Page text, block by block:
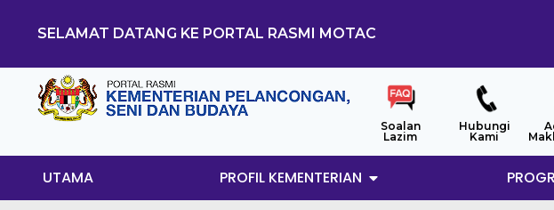
SELAMAT DATANG KE PORTAL RASMI MOTAC
Soalan
Lazim
Hubungi
Kami
UTAMA PROFIL KEMENTERIAN